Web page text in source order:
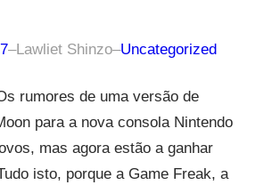
–Lawliet Shinzo–Uncategorized
rumores de uma versão de
para a nova consola Nintendo
mas agora estão a ganhar
isto, porque a Game Freak, a